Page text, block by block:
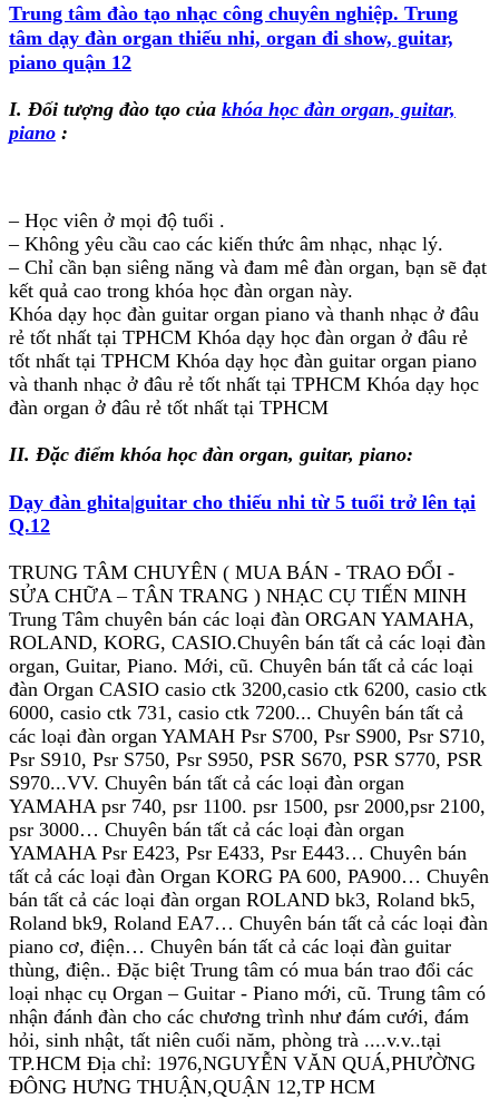
tâm có nhận đánh đàn cho các chương trình như
đám cưới, đám hỏi, sinh nhật, tất niên cuối năm,
phòng trà ....v.v..tại TP.HCM Địa chỉ:
HƯNG THUẬN,QUẬN 12,TP HCM
Trung tâm đào tạo nhạc công chuyên nghiệp. Trung
tâm dạy đàn organ thiếu nhi, organ đi show, guitar,
piano quận 12
I. Đối tượng đào tạo của khóa học đàn organ, guitar,
piano :
– Học viên ở mọi độ tuổi .
– Không yêu cầu cao các kiến thức âm nhạc, nhạc lý.
– Chỉ cần bạn siêng năng và đam mê đàn organ, bạn sẽ đạt
kết quả cao trong khóa học đàn organ này.
Khóa dạy học đàn guitar organ piano và thanh nhạc ở đâu
rẻ tốt nhất tại TPHCM Khóa dạy học đàn organ ở đâu rẻ
tốt nhất tại TPHCM Khóa dạy học đàn guitar organ piano
và thanh nhạc ở đâu rẻ tốt nhất tại TPHCM Khóa dạy học
đàn organ ở đâu rẻ tốt nhất tại TPHCM
II. Đặc điểm khóa học đàn organ, guitar, piano:
Dạy đàn ghita|guitar cho thiếu nhi từ 5 tuổi trở lên tại
Q.12
TRUNG TÂM CHUYÊN ( MUA BÁN - TRAO ĐỔI -
SỬA CHỮA – TÂN TRANG ) NHẠC CỤ TIẾN MINH
Trung Tâm chuyên bán các loại đàn ORGAN YAMAHA,
ROLAND, KORG, CASIO.Chuyên bán tất cả các loại đàn
organ, Guitar, Piano. Mới, cũ. Chuyên bán tất cả các loại
đàn Organ CASIO casio ctk 3200,casio ctk 6200, casio ctk
6000, casio ctk 731, casio ctk 7200... Chuyên bán tất cả
các loại đàn organ YAMAH Psr S700, Psr S900, Psr S710,
Psr S910, Psr S750, Psr S950, PSR S670, PSR S770, PSR
S970...VV. Chuyên bán tất cả các loại đàn organ
YAMAHA psr 740, psr 1100. psr 1500, psr 2000,psr 2100,
psr 3000… Chuyên bán tất cả các loại đàn organ
YAMAHA Psr E423, Psr E433, Psr E443… Chuyên bán
tất cả các loại đàn Organ KORG PA 600, PA900… Chuyên
bán tất cả các loại đàn organ ROLAND bk3, Roland bk5,
Roland bk9, Roland EA7… Chuyên bán tất cả các loại đàn
piano cơ, điện… Chuyên bán tất cả các loại đàn guitar
thùng, điện.. Đặc biệt Trung tâm có mua bán trao đổi các
loại nhạc cụ Organ – Guitar - Piano mới, cũ. Trung tâm có
nhận đánh đàn cho các chương trình như đám cưới, đám
hỏi, sinh nhật, tất niên cuối năm, phòng trà ....v.v..tại
TP.HCM Địa chỉ: 1976,NGUYỄN VĂN QUÁ,PHƯỜNG
ĐÔNG HƯNG THUẬN,QUẬN 12,TP HCM